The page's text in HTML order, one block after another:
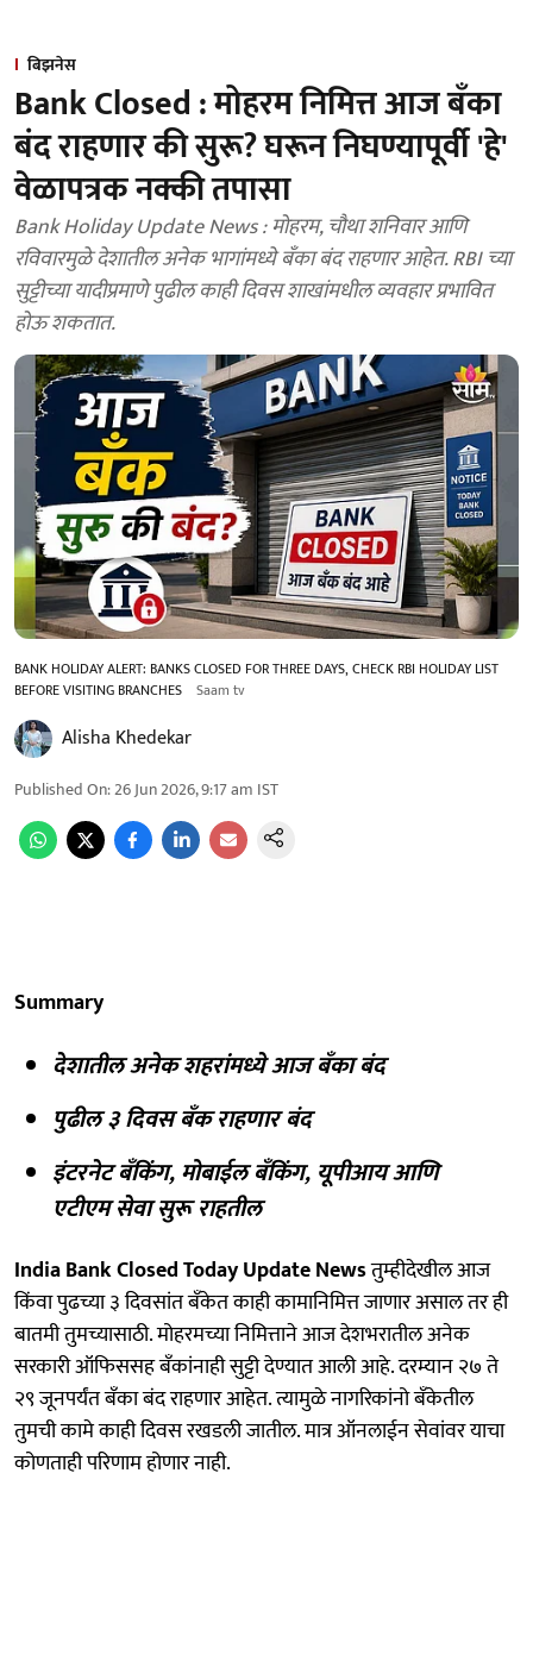
बिझनेस
Bank Closed : मोहरम निमित्त आज बँका
बंद राहणार की सुरू? घरून निघण्यापूर्वी 'हे'
वेळापत्रक नक्की तपासा
Bank Holiday Update News : मोहरम, चौथा शनिवार आणि
रविवारमुळे देशातील अनेक भागांमध्ये बँका बंद राहणार आहेत. RBI च्या
सुट्टीच्या यादीप्रमाणे पुढील काही दिवस शाखांमधील व्यवहार प्रभावित
होऊ शकतात.
BANK HOLIDAY ALERT: BANKS CLOSED FOR THREE DAYS, CHECK RBI HOLIDAY LIST
BEFORE VISITING BRANCHES Saam tv
Alisha Khedekar
Published On:26 Jun 2026, 9:17 am IST
Summary
देशातील अनेक शहरांमध्ये आज बँका बंद
पुढील ३ दिवस बँक राहणार बंद
इंटरनेट बँकिंग, मोबाईल बँकिंग, यूपीआय आणि
एटीएम सेवा सुरू राहतील
India Bank Closed Today Update Newsतुम्हीदेखील आज
किंवा पुढच्या ३ दिवसांत बँकेत काही कामानिमित्त जाणार असाल तर ही
बातमी तुमच्यासाठी. मोहरमच्या निमित्ताने आज देशभरातील अनेक
सरकारी ऑफिससह बँकांनाही सुट्टी देण्यात आली आहे. दरम्यान २७ ते
२९ जूनपर्यंत बँका बंद राहणार आहेत. त्यामुळे नागरिकांनो बँकेतील
तुमची कामे काही दिवस रखडली जातील. मात्र ऑनलाईन सेवांवर याचा
कोणताही परिणाम होणार नाही.